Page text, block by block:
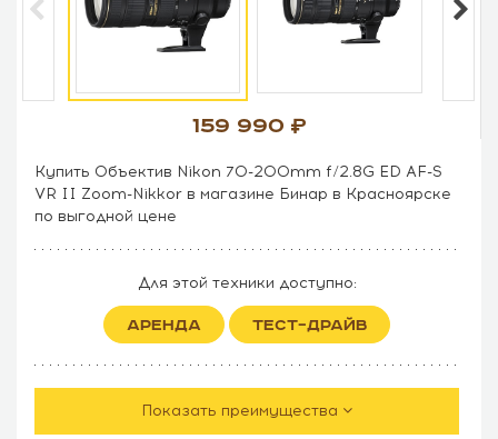
159 990
Купить Объектив Nikon 70-200mm f/2.8G ED AF-S
VR II Zoom-Nikkor в магазине Бинар в Красноярске
по выгодной цене
Для этой техники доступно:
АРЕНДА ТЕСТ–ДРАЙВ
Показать преимущества